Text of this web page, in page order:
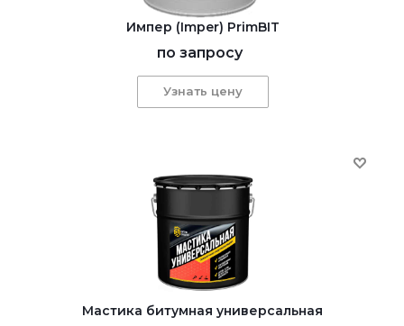
Импер (Imper) PrimBIT
по запросу
Узнать цену
Мастика битумная универсальная